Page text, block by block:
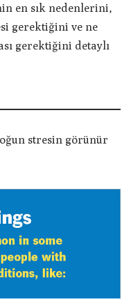
en sık nedenlerini,
gerektiğini ve ne
gerektiğini detaylı
stresin görünür